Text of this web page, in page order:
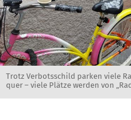
Trotz Verbotsschild parken viele
quer – viele Plätze werden von